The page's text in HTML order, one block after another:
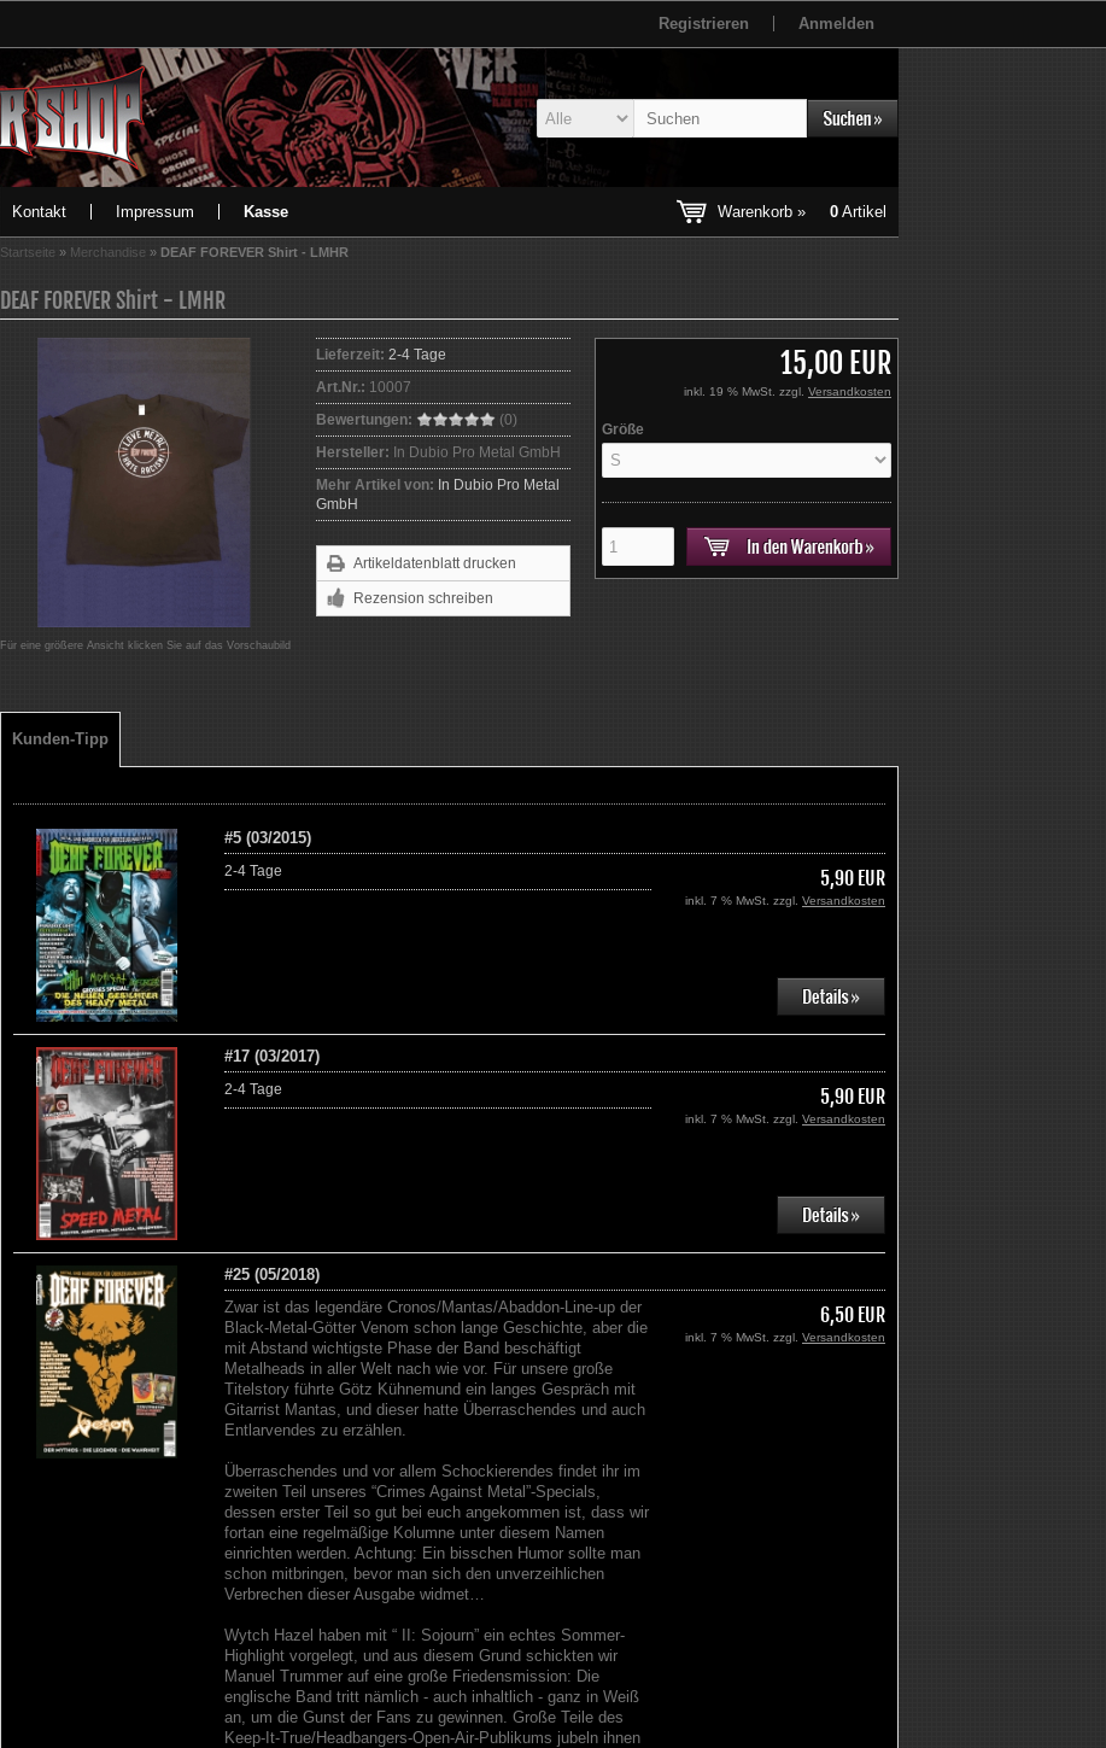
Registrieren Anmelden
Kontakt Impressum Kasse Warenkorb » 0 Artikel
Startseite » Merchandise » DEAF FOREVER Shirt - LMHR
DEAF FOREVER Shirt - LMHR
Für eine größere Ansicht klicken Sie auf das Vorschaubild
Lieferzeit: 2-4 Tage
Art.Nr.: 10007
Bewertungen:
(0)
Hersteller: In Dubio Pro Metal GmbH
Mehr Artikel von: In Dubio Pro Metal
GmbH
Artikeldatenblatt drucken
Rezension schreiben
15,00 EUR
inkl. 19 % MwSt. zzgl. Versandkosten
Größe
Kunden-Tipp
#5 (03/2015)
2-4 Tage 5,90 EUR
inkl. 7 % MwSt. zzgl. Versandkosten
#17 (03/2017)
2-4 Tage 5,90 EUR
inkl. 7 % MwSt. zzgl. Versandkosten
#25 (05/2018)
Zwar ist das legendäre Cronos/Mantas/Abaddon-Line-up der
Black-Metal-Götter Venom schon lange Geschichte, aber die
mit Abstand wichtigste Phase der Band beschäftigt
Metalheads in aller Welt nach wie vor. Für unsere große
Titelstory führte Götz Kühnemund ein langes Gespräch mit
Gitarrist Mantas, und dieser hatte Überraschendes und auch
Entlarvendes zu erzählen.
Überraschendes und vor allem Schockierendes findet ihr im
zweiten Teil unseres “Crimes Against Metal”-Specials,
dessen erster Teil so gut bei euch angekommen ist, dass wir
fortan eine regelmäßige Kolumne unter diesem Namen
einrichten werden. Achtung: Ein bisschen Humor sollte man
schon mitbringen, bevor man sich den unverzeihlichen
Verbrechen dieser Ausgabe widmet…
Wytch Hazel haben mit “ II: Sojourn” ein echtes Sommer-
Highlight vorgelegt, und aus diesem Grund schickten wir
Manuel Trummer auf eine große Friedensmission: Die
englische Band tritt nämlich - auch inhaltlich - ganz in Weiß
an, um die Gunst der Fans zu gewinnen. Große Teile des
Keep-It-True/Headbangers-Open-Air-Publikums jubeln ihnen
6,50 EUR
inkl. 7 % MwSt. zzgl. Versandkosten